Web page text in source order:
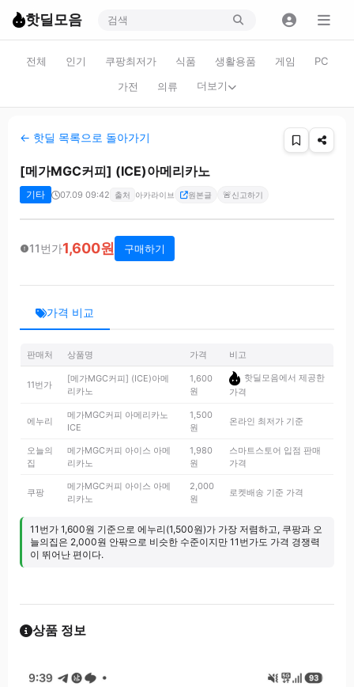
핫딜모음
전체 인기 쿠팡최저가 식품 생활용품 게임
PC
가전
의류 더보기
← 핫딜 목록으로 돌아가기
[메가MGC커피] (ICE)아메리카노
기타 07.09 09:42 출처 아카라이브 원본글 🚨신고하기
11번가1,600원 구매하기
가격 비교
판매처 상품명 가격 비고
11번가
[메가MGC커피] (ICE)아메
리카노
1,600
원
핫딜모음에서 제공한
가격
에누리
메가MGC커피 아메리카노
ICE
1,500
원
온라인 최저가 기준
오늘의
집
메가MGC커피 아이스 아메
리카노
1,980
원
스마트스토어 입점 판매
가격
쿠팡
메가MGC커피 아이스 아메
리카노
2,000
원
로켓배송 기준 가격
11번가 1,600원 기준으로 에누리(1,500원)가 가장 저렴하고, 쿠팡과 오
늘의집은 2,000원 안팎으로 비슷한 수준이지만 11번가도 가격 경쟁력
이 뛰어난 편이다.
상품 정보